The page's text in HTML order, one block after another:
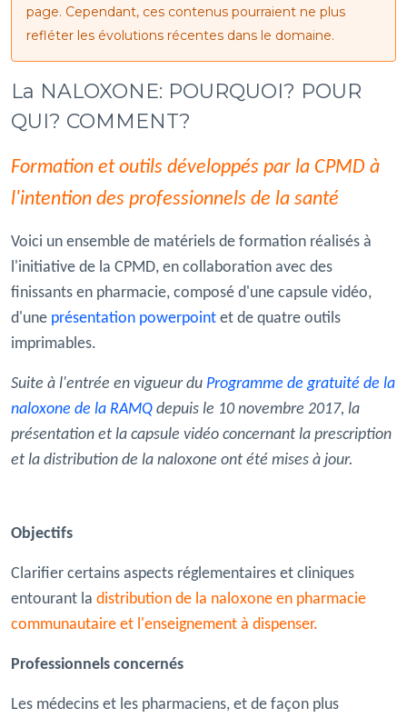
page. Cependant, ces contenus pourraient ne plus
refléter les évolutions récentes dans le domaine.
La NALOXONE: POURQUOI? POUR
QUI? COMMENT?
Formation et outils développés par la CPMD à
l'intention des professionnels de la santé
Voici un ensemble de matériels de formation réalisés à
l'initiative de la CPMD, en collaboration avec des
finissants en pharmacie, composé d'une capsule vidéo,
d'une présentation powerpoint et de quatre outils
imprimables.
Suite à l'entrée en vigueur du Programme de gratuité de la
naloxone de la RAMQ depuis le 10 novembre 2017, la
présentation et la capsule vidéo concernant la prescription
et la distribution de la naloxone ont été mises à jour.
Objectifs
Clarifier certains aspects réglementaires et cliniques
entourant la distribution de la naloxone en pharmacie
communautaire et l'enseignement à dispenser.
Professionnels concernés
Les médecins et les pharmaciens, et de façon plus